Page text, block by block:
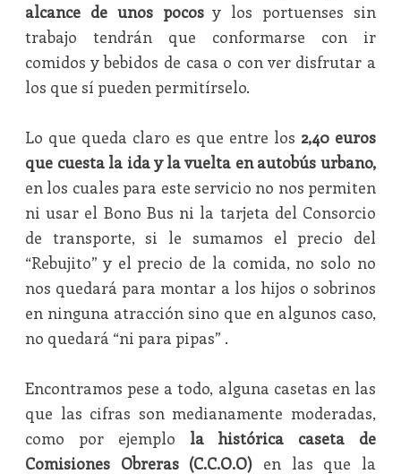
alcance de unos pocosy los portuenses sin
trabajo tendrán que conformarse con ir
comidos y bebidos de casa o con ver disfrutar a
los que sí pueden permitírselo.
Lo que queda claro es que entre los 2,40 euros
que cuesta la ida y la vuelta en autobús urbano,
en los cuales para este servicio no nos permiten
ni usar el Bono Bus ni la tarjeta del Consorcio
de transporte, si le sumamos el precio del
“Rebujito” y el precio de la comida, no solo no
nos quedará para montar a los hijos o sobrinos
en ninguna atracción sino que en algunos caso,
no quedará “ni para pipas” .
Encontramos pese a todo, alguna casetas en las
que las cifras son medianamente moderadas,
como por ejemplo la histórica caseta de
Comisiones Obreras (C.C.O.O) en las que la